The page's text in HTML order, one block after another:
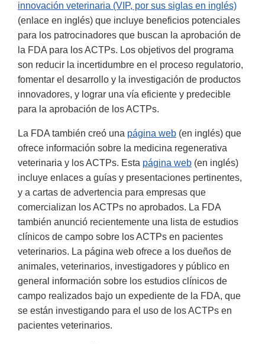
innovación veterinaria (VIP, por sus siglas en inglés)
(enlace en inglés) que incluye beneficios potenciales
para los patrocinadores que buscan la aprobación de
la FDA para los ACTPs. Los objetivos del programa
son reducir la incertidumbre en el proceso regulatorio,
fomentar el desarrollo y la investigación de productos
innovadores, y lograr una vía eficiente y predecible
para la aprobación de los ACTPs.
La FDA también creó una página web (en inglés) que
ofrece información sobre la medicina regenerativa
veterinaria y los ACTPs. Esta página web (en inglés)
incluye enlaces a guías y presentaciones pertinentes,
y a cartas de advertencia para empresas que
comercializan los ACTPs no aprobados. La FDA
también anunció recientemente una lista de estudios
clínicos de campo sobre los ACTPs en pacientes
veterinarios. La página web ofrece a los dueños de
animales, veterinarios, investigadores y público en
general información sobre los estudios clínicos de
campo realizados bajo un expediente de la FDA, que
se están investigando para el uso de los ACTPs en
pacientes veterinarios.